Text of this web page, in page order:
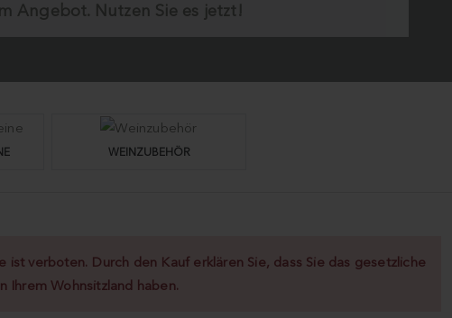
Angebot. Nutzen Sie es jetzt!
WEINZUBEHÖR
verboten. Durch den Kauf erklären Sie, dass Sie das gesetzliche
Ihrem Wohnsitzland haben.